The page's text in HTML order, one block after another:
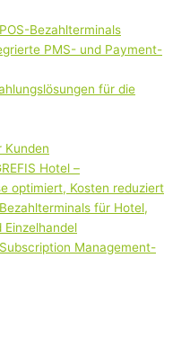
Bezahlterminals
PMS- und Payment-
für die
Kunden
Hotel –
optimiert, Kosten reduziert
für Hotel,
Einzelhandel
Management-